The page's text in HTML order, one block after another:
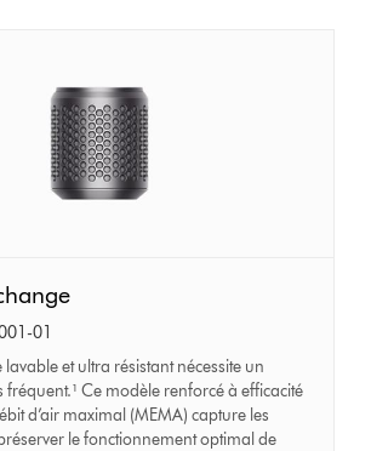
01
lavable et ultra résistant nécessite un
fréquent.¹ Ce modèle renforcé à efficacité
d’air maximal (MEMA) capture les
le fonctionnement optimal de